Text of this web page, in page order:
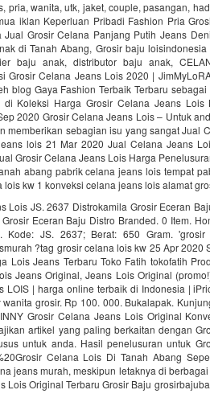
pria, wanita, utk, jaket, couple, pasangan,
iklan Keperluan Pribadi Fashion Pria
Jual Grosir Celana Panjang Putih Jeans
di Tanah Abang, Grosir baju
baju anak, distributor baju anak,
Grosir Celana Jeans Lois 2020 |
blog Gaya Fashion Terbaik Terbaru
di Koleksi Harga Grosir Celana Jeans
2020 Grosir Celana Jeans Lois – Untuk
memberikan sebagian isu yang sangat Jual
lois 21 Mar 2020 Jual Celana Jeans
Grosir Celana Jeans Lois Harga
abang pabrik celana jeans lois tempat
lois kw 1 konveksi celana jeans lois alamat
Lois JS. 2637 Distrokamila Grosir Eceran
Eceran Baju Distro Branded. 0 Item.
Kode: JS. 2637; Berat: 650 Gram.
?tag grosir celana lois kw 25 Apr
Lois Jeans Terbaru Toko Fatih tokofatih
Jeans Original, Jeans Lois Original
LOIS | harga online terbaik di Indonesia |
grosir. Rp 100. 000. Bukalapak.
Grosir Celana Jeans Lois Original
artikel yang paling berkaitan dengan
untuk anda. Hasil penelusuran untuk
Celana Lois Di Tanah Abang
jeans murah, meskipun letaknya di
Lois Original Terbaru Grosir Baju